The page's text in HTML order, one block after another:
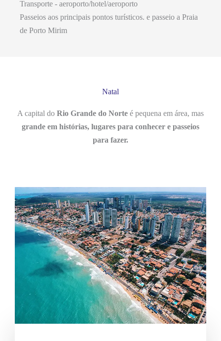
Transporte - aeroporto/hotel/aeroporto
Passeios aos principais pontos turísticos. e passeio a Praia
de Porto Mirim
Natal
A capital do Rio Grande do Norte é pequena em área, mas
grande em histórias, lugares para conhecer e passeios
para fazer.